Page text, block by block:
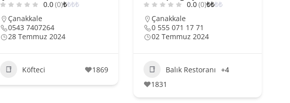
0.0(0)₺₺₺₺
Çanakkale
0543 7407264
28 Temmuz 2024
Köfteci 1869
0.0(0)₺₺₺₺
Çanakkale
0 555 071 17 71
02 Temmuz 2024
Balık Restoranı +4
1831